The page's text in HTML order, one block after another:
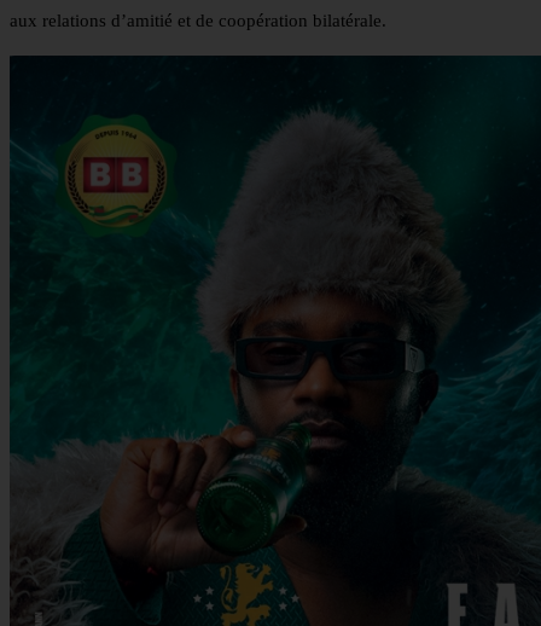
aux relations d’amitié et de coopération bilatérale.